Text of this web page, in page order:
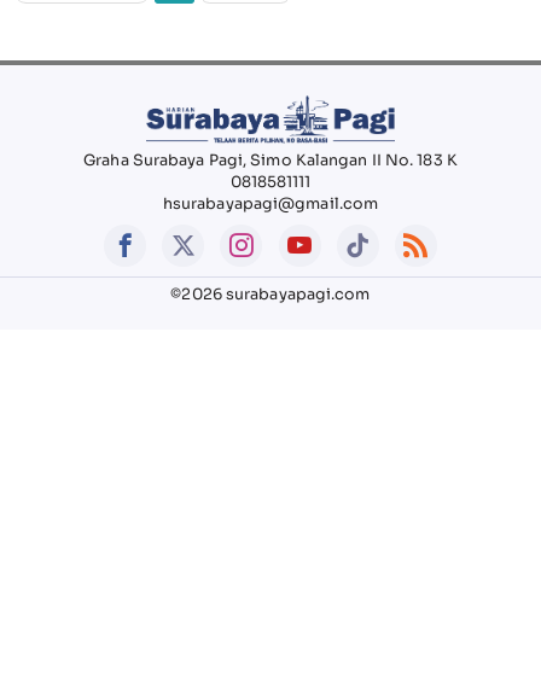
Graha Surabaya Pagi, Simo Kalangan II No. 183 K
0818581111
hsurabayapagi@gmail.com
©2026 surabayapagi.com